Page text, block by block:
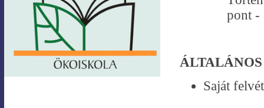
pont -
Saját